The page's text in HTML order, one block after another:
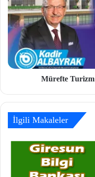
Mürefte Turizm
İlgili Makaleler